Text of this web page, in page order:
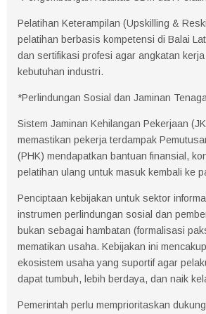
Pelatihan Keterampilan (Upskilling &
pelatihan berbasis kompetensi di Balai
dan sertifikasi profesi agar angkatan
kebutuhan industri.
*Perlindungan Sosial dan Jaminan
Sistem Jaminan Kehilangan Pekerjaan
memastikan pekerja terdampak
(PHK) mendapatkan bantuan finansial,
pelatihan ulang untuk masuk kembali ke
Penciptaan kebijakan untuk sektor
instrumen perlindungan sosial dan
bukan sebagai hambatan (formalisasi
mematikan usaha. Kebijakan ini
ekosistem usaha yang suportif agar
dapat tumbuh, lebih berdaya, dan naik
Pemerintah perlu memprioritaskan